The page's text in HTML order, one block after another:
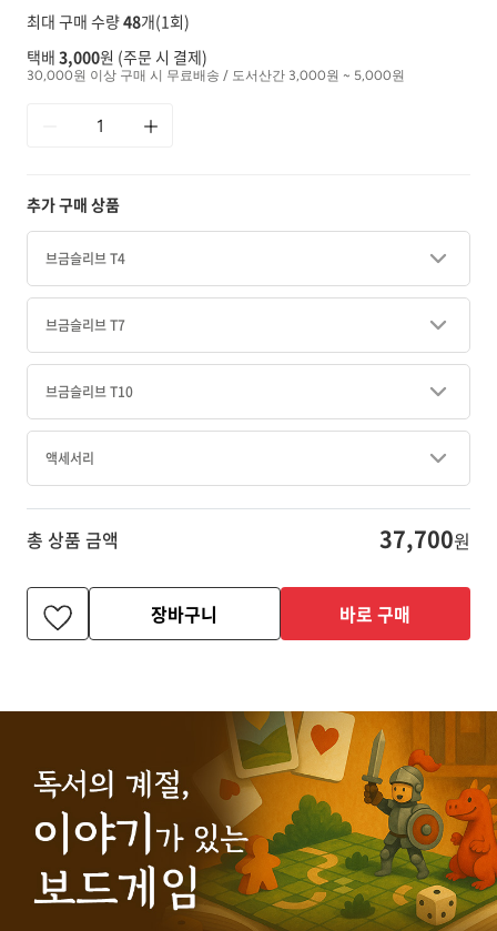
최대 구매 수량48개(1회)
택배 3,000원 (주문 시 결제)
30,000원 이상 구매 시 무료배송 / 도서산간 3,000원 ~ 5,000원
추가 구매 상품
브금슬리브 T4
브금슬리브 T7
브금슬리브 T10
액세서리
총 상품 금액 37,700원
장바구니 바로 구매